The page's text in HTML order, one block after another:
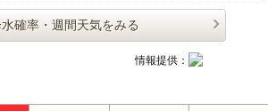
水確率・週間天気をみる
情報提供：